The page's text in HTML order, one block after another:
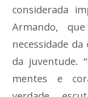
considerada
Armando,
necessidade
da juventude.
mentes e